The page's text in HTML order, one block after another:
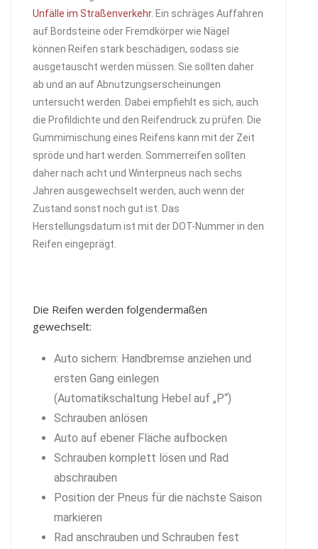
Unfälle im Straßenverkehr. Ein schräges Auffahren
auf Bordsteine oder Fremdkörper wie Nägel
können Reifen stark beschädigen, sodass sie
ausgetauscht werden müssen. Sie sollten daher
ab und an auf Abnutzungserscheinungen
untersucht werden. Dabei empfiehlt es sich, auch
die Profildichte und den Reifendruck zu prüfen. Die
Gummimischung eines Reifens kann mit der Zeit
spröde und hart werden. Sommerreifen sollten
daher nach acht und Winterpneus nach sechs
Jahren ausgewechselt werden, auch wenn der
Zustand sonst noch gut ist. Das
Herstellungsdatum ist mit der DOT-Nummer in den
Reifen eingeprägt.
Die Reifen werden folgendermaßen
gewechselt:
Auto sichern: Handbremse anziehen und
ersten Gang einlegen
(Automatikschaltung Hebel auf „P“)
Schrauben anlösen
Auto auf ebener Fläche aufbocken
Schrauben komplett lösen und Rad
abschrauben
Position der Pneus für die nächste Saison
markieren
Rad anschrauben und Schrauben fest